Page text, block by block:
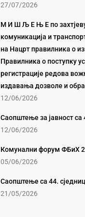
27/07/2026
М И Ш Љ Е Њ Е по
комуникација и
на Нацрт правилника о
Правилника о поступку
регистрације редова
издавања дозволе и
12/06/2026
Саопштење за јавност са
12/06/2026
Комунални форум ФБиХ
05/06/2026
Саопштење са 44.
21/05/2026